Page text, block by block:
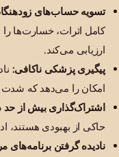
تسویه حساب‌های
ارزیابی می‌کند.
پیگیری پزشکی ناکافی:
امکان را می‌دهد که شدت
اشتراک‌گذاری بیش از حد
حاکی از بهبودی هستند،
نادیده گرفتن برنامه‌های